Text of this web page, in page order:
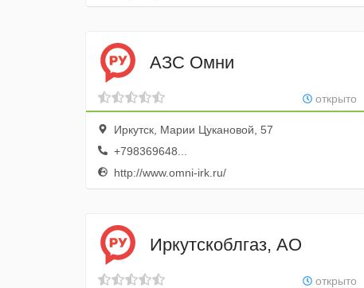
АЗС Омни
открыто
Иркутск, Марии Цукановой, 57
+798369648...
http://www.omni-irk.ru/
Иркутскоблгаз, АО
открыто